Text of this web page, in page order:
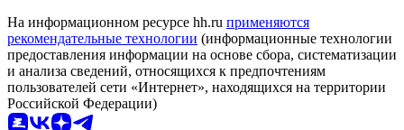
На информационном ресурсе hh.ru применяются
рекомендательные технологии (информационные технологии
предоставления информации на основе сбора, систематизации
и анализа сведений, относящихся к предпочтениям
пользователей сети «Интернет», находящихся на территории
Российской Федерации)